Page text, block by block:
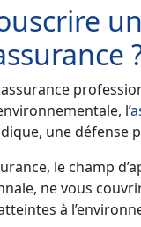
l’
une défense
le champ
ne vous
à